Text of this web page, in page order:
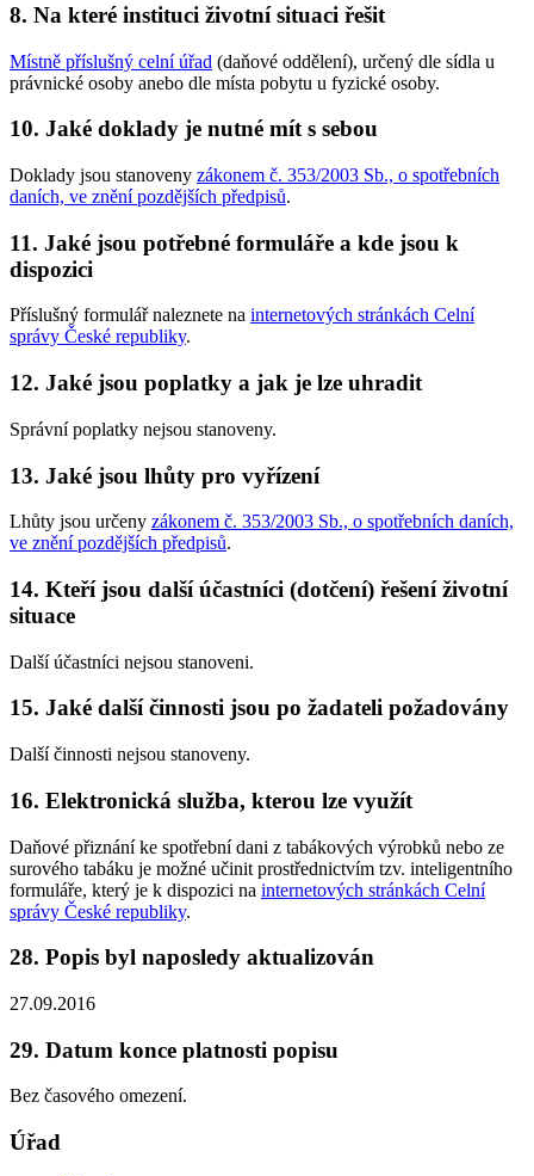
8. Na které instituci životní situaci řešit
Místně příslušný celní úřad (daňové oddělení), určený dle sídla u
právnické osoby anebo dle místa pobytu u fyzické osoby.
10. Jaké doklady je nutné mít s sebou
Doklady jsou stanoveny zákonem č. 353/2003 Sb., o spotřebních
daních, ve znění pozdějších předpisů.
11. Jaké jsou potřebné formuláře a kde jsou k
dispozici
Příslušný formulář naleznete na internetových stránkách Celní
správy České republiky.
12. Jaké jsou poplatky a jak je lze uhradit
Správní poplatky nejsou stanoveny.
13. Jaké jsou lhůty pro vyřízení
Lhůty jsou určeny zákonem č. 353/2003 Sb., o spotřebních daních,
ve znění pozdějších předpisů.
14. Kteří jsou další účastníci (dotčení) řešení životní
situace
Další účastníci nejsou stanoveni.
15. Jaké další činnosti jsou po žadateli požadovány
Další činnosti nejsou stanoveny.
16. Elektronická služba, kterou lze využít
Daňové přiznání ke spotřební dani z tabákových výrobků nebo ze
surového tabáku je možné učinit prostřednictvím tzv. inteligentního
formuláře, který je k dispozici na internetových stránkách Celní
správy České republiky.
28. Popis byl naposledy aktualizován
27.09.2016
29. Datum konce platnosti popisu
Bez časového omezení.
Úřad